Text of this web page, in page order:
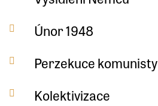
Únor 1948
Perzekuce komunisty
Kolektivizace